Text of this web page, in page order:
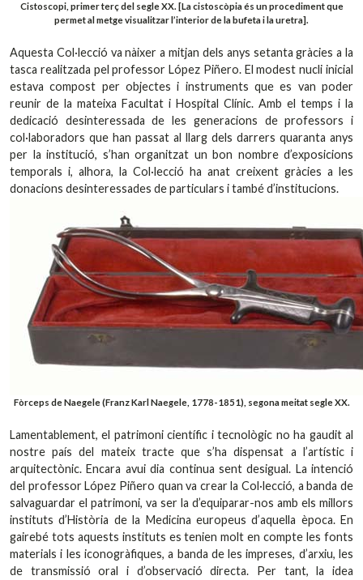
Cistoscopi, primer terç del segle XX. [La cistoscòpia és un procediment que
permet al metge visualitzar l’interior de la bufeta i la uretra].
Aquesta Col·lecció va nàixer a mitjan dels anys setanta gràcies a la
tasca realitzada pel professor López Piñero. El modest nucli inicial
estava compost per objectes i instruments que es van poder
reunir de la mateixa Facultat i Hospital Clínic. Amb el temps i la
dedicació desinteressada de les generacions de professors i
col·laboradors que han passat al llarg dels darrers quaranta anys
per la institució, s’han organitzat un bon nombre d’exposicions
temporals i, alhora, la Col·lecció ha anat creixent gràcies a les
donacions desinteressades de particulars i també d’institucions.
Fòrceps de Naegele (Franz Karl Naegele, 1778-1851), segona meitat segle XX.
Lamentablement, el patrimoni científic i tecnològic no ha gaudit al
nostre país del mateix tracte que s’ha dispensat a l’artístic i
arquitectònic. Encara avui dia continua sent desigual. La intenció
del professor López Piñero quan va crear la Col·lecció, a banda de
salvaguardar el patrimoni, va ser la d’equiparar-nos amb els millors
instituts d’Història de la Medicina europeus d’aquella època. En
gairebé tots aquests instituts es tenien molt en compte les fonts
materials i les iconogràfiques, a banda de les impreses, d’arxiu, les
de transmissió oral i d’observació directa. Per tant, la idea